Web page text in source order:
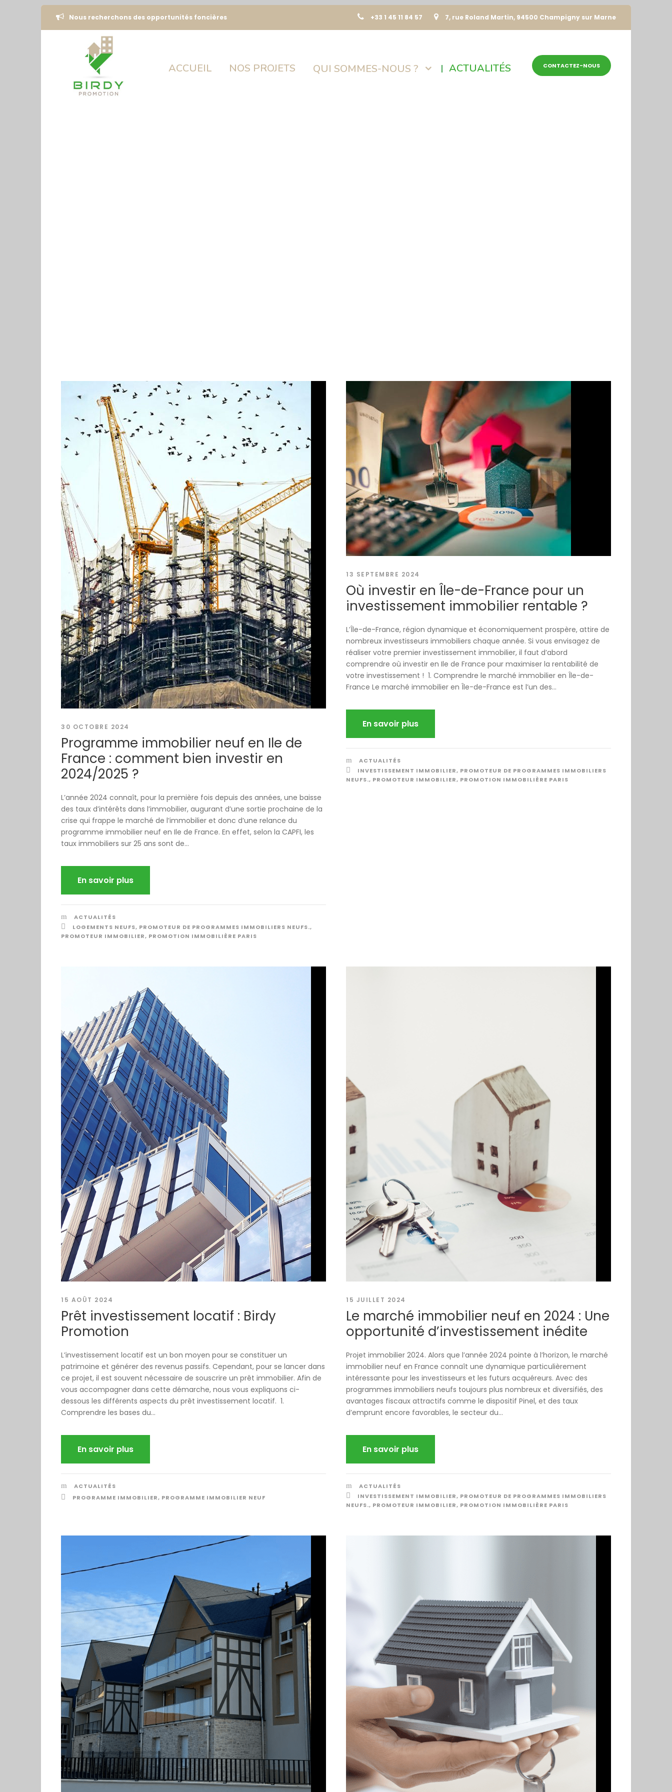
Nous recherchons des opportunités foncières +33 1 45 11 84 57 7, rue Roland Martin, 94500 Champigny sur Marne
ACCUEIL NOS PROJETS QUI SOMMES-NOUS ? ACTUALITÉS CONTACTEZ-NOUS
30 OCTOBRE 2024
Programme immobilier neuf en Ile de
France : comment bien investir en
2024/2025 ?
L’année 2024 connaît, pour la première fois depuis des années, une baisse
des taux d’intérêts dans l’immobilier, augurant d’une sortie prochaine de la
crise qui frappe le marché de l’immobilier et donc d’une relance du
programme immobilier neuf en Ile de France. En effet, selon la CAPFI, les
taux immobiliers sur 25 ans sont de...
En savoir plus
ACTUALITÉS
LOGEMENTS NEUFS, PROMOTEUR DE PROGRAMMES IMMOBILIERS NEUFS.,
PROMOTEUR IMMOBILIER, PROMOTION IMMOBILIÈRE PARIS
13 SEPTEMBRE 2024
Où investir en Île-de-France pour un
investissement immobilier rentable ?
L’Île-de-France, région dynamique et économiquement prospère, attire de
nombreux investisseurs immobiliers chaque année. Si vous envisagez de
réaliser votre premier investissement immobilier, il faut d’abord
comprendre où investir en Ile de France pour maximiser la rentabilité de
votre investissement ! 1. Comprendre le marché immobilier en Île-de-
France Le marché immobilier en Île-de-France est l’un des...
En savoir plus
ACTUALITÉS
INVESTISSEMENT IMMOBILIER, PROMOTEUR DE PROGRAMMES IMMOBILIERS
NEUFS., PROMOTEUR IMMOBILIER, PROMOTION IMMOBILIÈRE PARIS
15 AOÛT 2024
Prêt investissement locatif : Birdy
Promotion
L’investissement locatif est un bon moyen pour se constituer un
patrimoine et générer des revenus passifs. Cependant, pour se lancer dans
ce projet, il est souvent nécessaire de souscrire un prêt immobilier. Afin de
vous accompagner dans cette démarche, nous vous expliquons ci-
dessous les différents aspects du prêt investissement locatif. 1.
Comprendre les bases du...
En savoir plus
ACTUALITÉS
PROGRAMME IMMOBILIER, PROGRAMME IMMOBILIER NEUF
15 JUILLET 2024
Le marché immobilier neuf en 2024 : Une
opportunité d’investissement inédite
Projet immobilier 2024. Alors que l’année 2024 pointe à l’horizon, le marché
immobilier neuf en France connaît une dynamique particulièrement
intéressante pour les investisseurs et les futurs acquéreurs. Avec des
programmes immobiliers neufs toujours plus nombreux et diversifiés, des
avantages fiscaux attractifs comme le dispositif Pinel, et des taux
d’emprunt encore favorables, le secteur du...
En savoir plus
ACTUALITÉS
INVESTISSEMENT IMMOBILIER, PROMOTEUR DE PROGRAMMES IMMOBILIERS
NEUFS., PROMOTEUR IMMOBILIER, PROMOTION IMMOBILIÈRE PARIS